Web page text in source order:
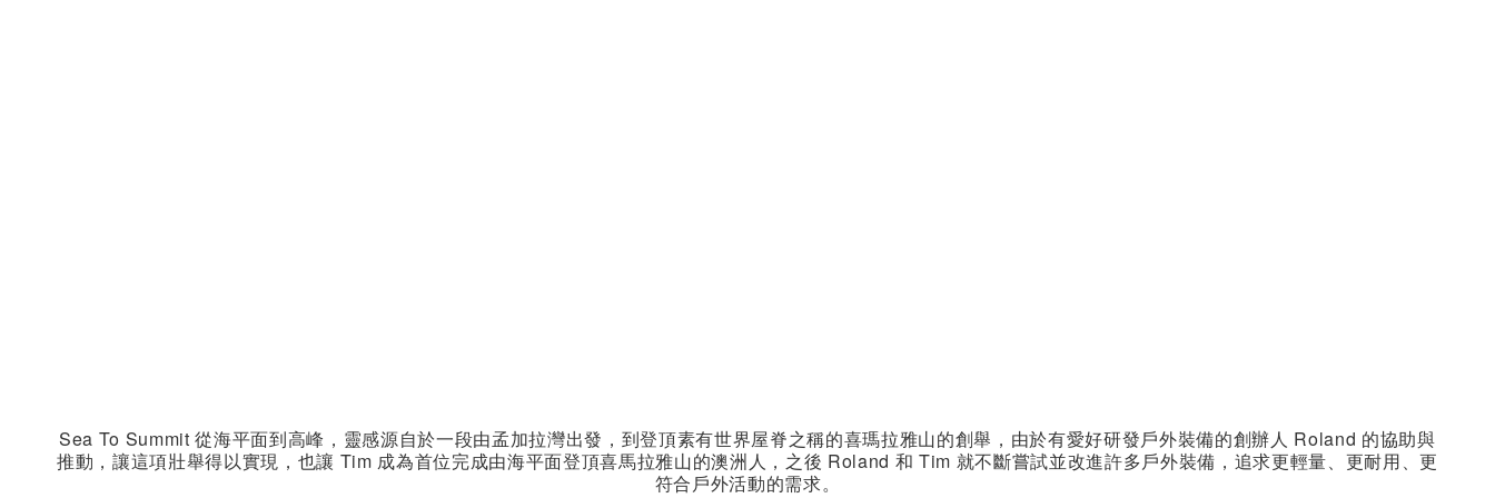
Sea To Summit 從海平面到高峰，靈感源自於一段由孟加拉灣出發，到登頂素有世界屋脊之稱的喜瑪拉雅山的創舉，由於有愛好研發戶外裝備的創辦人 Roland 的協助與
推動，讓這項壯舉得以實現，也讓 Tim 成為首位完成由海平面登頂喜馬拉雅山的澳洲人，之後 Roland 和 Tim 就不斷嘗試並改進許多戶外裝備，追求更輕量、更耐用、更
符合戶外活動的需求。